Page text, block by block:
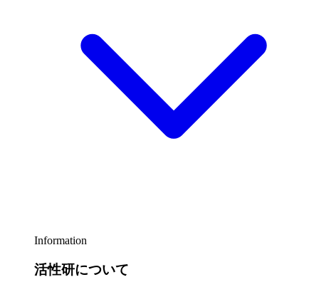
Information
活性研について